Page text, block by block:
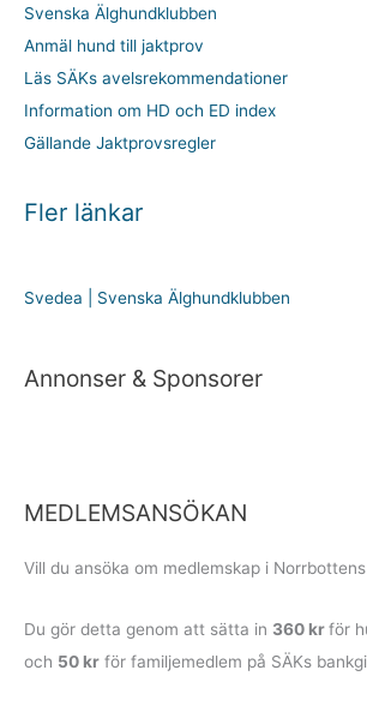
Svenska Älghundklubben
Anmäl hund till jaktprov
Läs SÄKs avelsrekommendationer
Information om HD och ED index
Gällande Jaktprovsregler
Fler länkar
Svedea | Svenska Älghundklubben
Annonser & Sponsorer
MEDLEMSANSÖKAN
Vill du ansöka om medlemskap i
Du gör detta genom att sätta in 360 krför
och 50 kr för familje­medlem på SÄKs